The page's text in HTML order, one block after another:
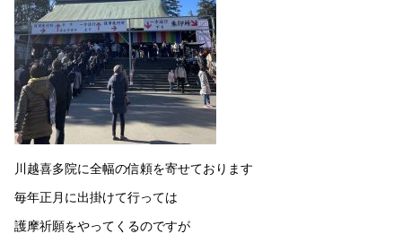
川越喜多院に全幅の信頼を寄せております
毎年正月に出掛けて行っては
護摩祈願をやってくるのですが